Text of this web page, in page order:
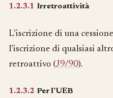
1.2.3.1 Irretroattività
L’iscrizione di una
l’iscrizione di qualsiasi
retroattivo (J9/90).
1.2.3.2 Per l’UEB